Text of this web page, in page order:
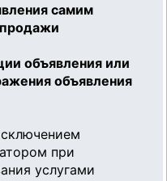
самим
объявления или
объявления
при
услугами